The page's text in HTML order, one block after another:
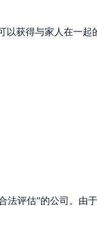
以获得与家人在一
法评估”的公司。